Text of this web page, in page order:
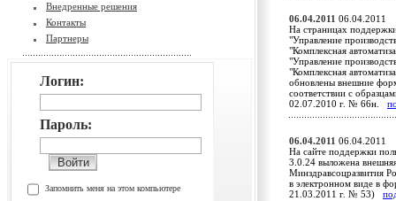
Внедренные решения
Контакты
Партнеры
Логин:
Пароль:
Запомнить меня на этом компьютере
06.04.2011 06.04.2011
На страницах
"Управление
"Комплексная
"Управление
"Комплексная
обновлены внешние
соответствии с
02.07.2010 г. № 66н.
06.04.2011 06.04.2011
На сайте поддержки
3.0.24 выложена
Минздравсоцразвития
в электронном виде в
21.03.2011 г. № 53)